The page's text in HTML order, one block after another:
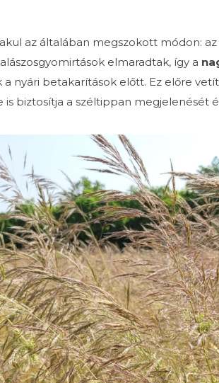
az általában megszokott módon:
elmaradtak, így a
nyári betakarítások előtt. Ez előre
is biztosítja a széltippan megjelenését